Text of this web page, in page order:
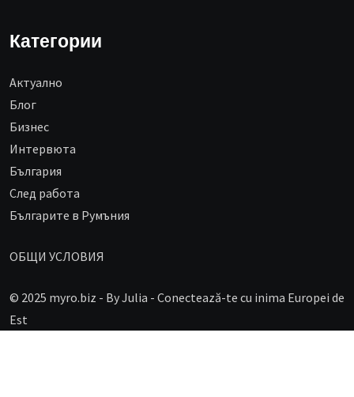
Категории
Aктуално
Блог
Бизнес
Интервюта
България
След работа
Българите в Румъния
ОБЩИ УСЛОВИЯ
© 2025 myro.biz - By Julia - Conectează-te cu inima Europei de
Est